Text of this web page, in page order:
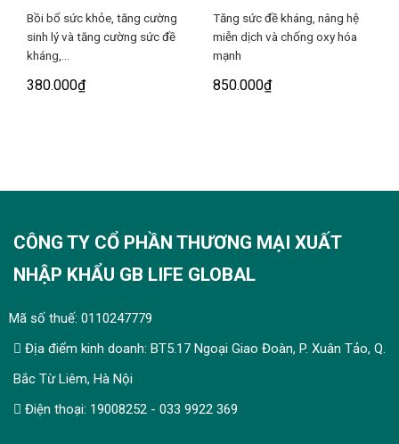
Giảm các triệu chứng của bệnh tim mạch: Xơ vữa
động mạch, nghẽn mạch do mỡ máu cao.
Cách sử dụng
Đóng gói: Hộp 60 viên
Chú ý
Thực phẩm này không phải là thuốc và không có tác
dụng thay thế thuốc chữa bệnh.
Không dùng cho người mẫn cảm với bất kỳ thành
phần nào của sản phẩm.
Bồi bổ sức khỏe, tăng cường
sinh lý và tăng cường sức đề
kháng,...
380.000₫
Tăng sức đề kháng, nâng hệ
miễn dịch và chống oxy hóa
mạnh
850.000₫
CÔNG TY CỔ PHẦN THƯƠNG MẠI XUẤT
NHẬP KHẨU GB LIFE GLOBAL
Mã số thuế: 0110247779
Địa điểm kinh doanh: BT5.17 Ngoại Giao Đoàn, P. Xuân Tảo, Q.
Bắc Từ Liêm, Hà Nội
Điện thoại: 19008252 - 033 9922 369